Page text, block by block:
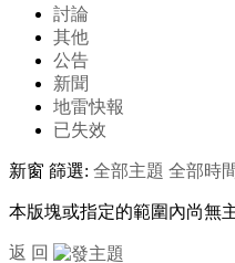
討論
其他
公告
新聞
地雷快報
已失效
新窗 篩選: 全部主題 全部時
本版塊或指定的範圍內尚無
返 回